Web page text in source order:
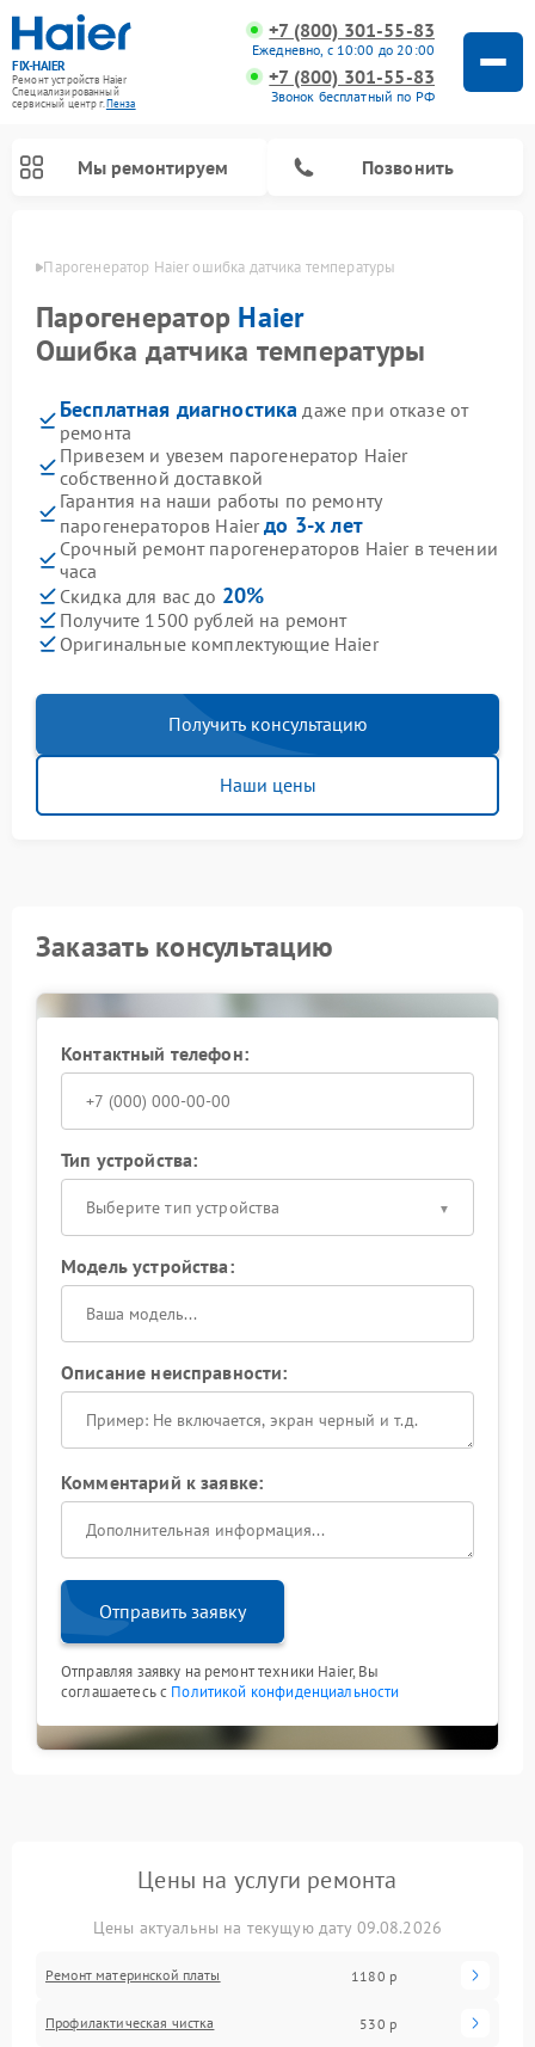
FIX-HAIER
Ремонт устройств Haier
Специализированный
cервисный центр г.Пенза
+7 (800) 301-55-83
Ежедневно, с 10:00 до 20:00
+7 (800) 301-55-83
Звонок бесплатный по РФ
Мы ремонтируем Позвонить
Парогенератор Haier ошибка датчика температуры
Парогенератор Haier
Ошибка датчика температуры
Бесплатная диагностика даже при отказе от
ремонта
Привезем и увезем парогенератор Haier
собственной доставкой
Гарантия на наши работы по ремонту
парогенераторов Haierдо 3-х лет
Срочный ремонт парогенераторов Haier в течении
часа
Скидка для вас до 20%
Получите 1500 рублей на ремонт
Оригинальные комплектующие Haier
Получить консультацию
Наши цены
Заказать консультацию
Контактный телефон:
Тип устройства:
Выберите тип устройства
Модель устройства:
Описание неисправности:
Комментарий к заявке:
Отправить заявку
Отправляя заявку на ремонт техники Haier, Вы
соглашаетесь с Политикой конфиденциальности
Цены на услуги ремонта
Цены актуальны на текущую дату 09.08.2026
Ремонт материнской платы 1180 р
Профилактическая чистка 530 р